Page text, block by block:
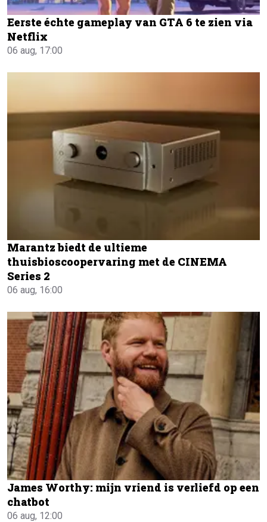
Eerste échte gameplay van GTA 6 te zien via
Netflix
06 aug, 17:00
Marantz biedt de ultieme
thuisbioscoopervaring met de CINEMA
Series 2
06 aug, 16:00
James Worthy: mijn vriend is verliefd op een
chatbot
06 aug, 12:00